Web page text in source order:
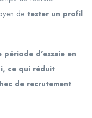
de tester un profil
d’essaie en
ce qui réduit
de recrutement